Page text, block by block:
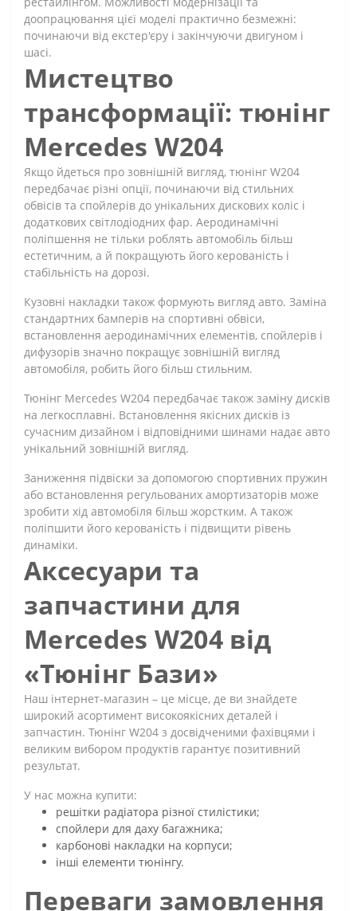
доопрацювання цієї моделі практично безмежні:
починаючи від екстер'єру і закінчуючи двигуном і
шасі.
Мистецтво
трансформації: тюнінг
Mercedes W204
Якщо йдеться про зовнішній вигляд, тюнінг W204
передбачає різні опції, починаючи від стильних
обвісів та спойлерів до унікальних дискових коліс і
додаткових світлодіодних фар. Аеродинамічні
поліпшення не тільки роблять автомобіль більш
естетичним, а й покращують його керованість і
стабільність на дорозі.
Кузовні накладки також формують вигляд авто. Заміна
стандартних бамперів на спортивні обвіси,
встановлення аеродинамічних елементів, спойлерів і
дифузорів значно покращує зовнішній вигляд
автомобіля, робить його більш стильним.
Тюнінг Mercedes W204 передбачає також заміну дисків
на легкосплавні. Встановлення якісних дисків із
сучасним дизайном і відповідними шинами надає авто
унікальний зовнішній вигляд.
Заниження підвіски за допомогою спортивних пружин
або встановлення регульованих амортизаторів може
зробити хід автомобіля більш жорстким. А також
поліпшити його керованість і підвищити рівень
динаміки.
Аксесуари та
запчастини для
Mercedes W204 від
«Тюнінг Бази»
Наш інтернет-магазин – це місце, де ви знайдете
широкий асортимент високоякісних деталей і
запчастин. Тюнінг W204 з досвідченими фахівцями і
великим вибором продуктів гарантує позитивний
результат.
У нас можна купити:
решітки радіатора різної стилістики;
спойлери для даху багажника;
карбонові накладки на корпуси;
інші елементи тюнінгу.
Переваги замовлення